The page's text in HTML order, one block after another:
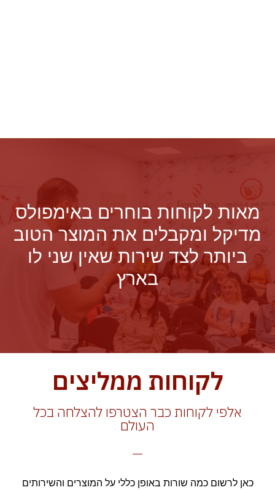
מאות לקוחות בוחרים באימפולס
מדיקל ומקבלים את המוצר הטוב
ביותר לצד שירות שאין שני לו
בארץ
לקוחות ממליצים
אלפי לקוחות כבר הצטרפו להצלחה בכל
העולם
כאן לרשום כמה שורות באופן כללי על המוצרים והשירותים